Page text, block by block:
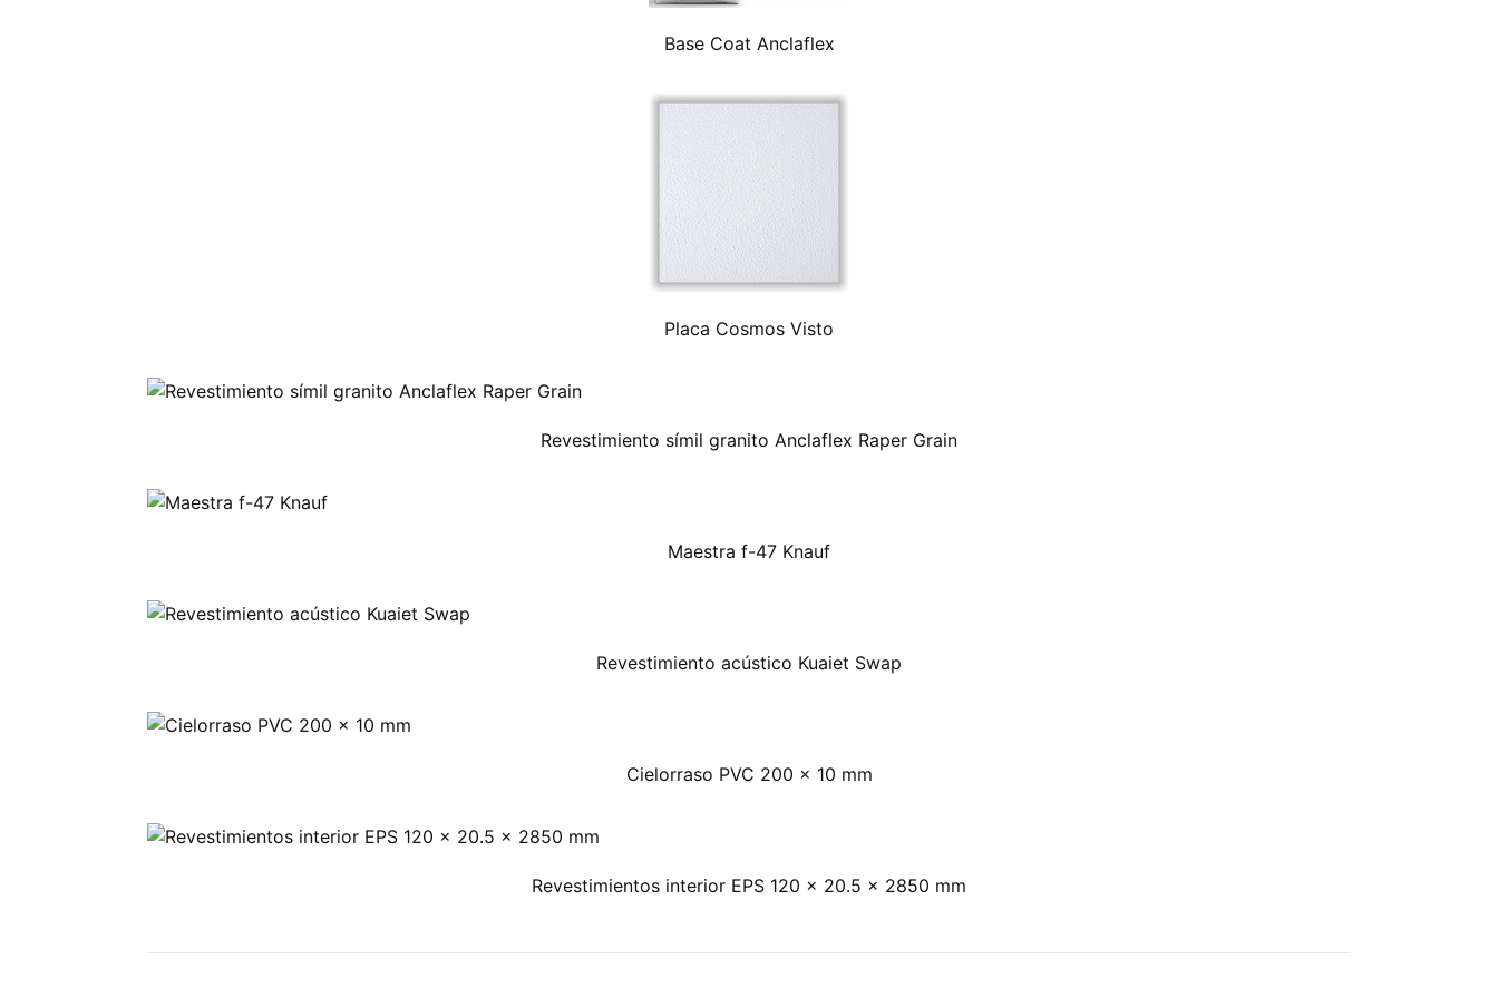
Base Coat Anclaflex
Placa Cosmos Visto
Revestimiento símil granito Anclaflex Raper Grain
Maestra f-47 Knauf
Revestimiento acústico Kuaiet Swap
Cielorraso PVC 200 x 10 mm
Revestimientos interior EPS 120 x 20.5 x 2850 mm